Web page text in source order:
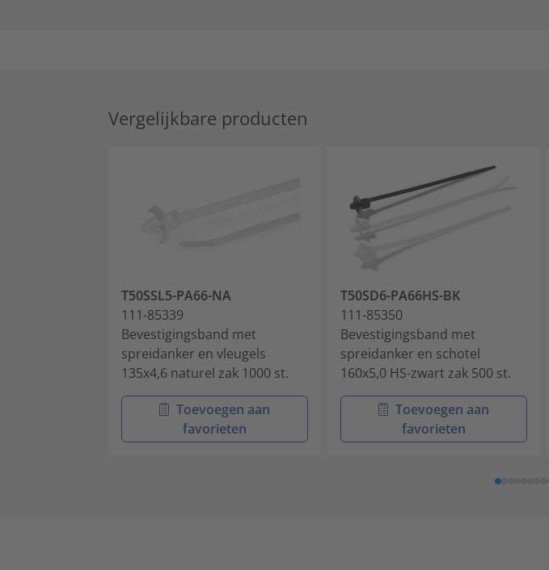
Vergelijkbare producten
T50SSL5-PA66-NA
111-85339
Bevestigingsband met
spreidanker en vleugels
135x4,6 naturel zak 1000 st.
Toevoegen aan
favorieten
T50SD6-PA66HS-BK
111-85350
Bevestigingsband met
spreidanker en schotel
160x5,0 HS-zwart zak 500 st.
Toevoegen aan
favorieten